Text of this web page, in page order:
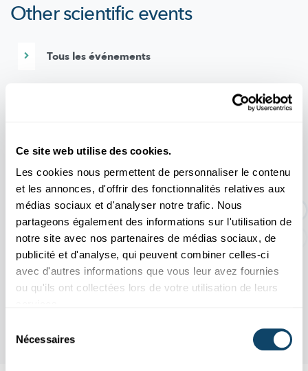
Ce site web utilise des cookies.
Les cookies nous permettent de personnaliser le contenu
et les annonces, d'offrir des fonctionnalités relatives aux
médias sociaux et d'analyser notre trafic. Nous
partageons également des informations sur l'utilisation de
notre site avec nos partenaires de médias sociaux, de
publicité et d'analyse, qui peuvent combiner celles-ci
avec d'autres informations que vous leur avez fournies
ou qu'ils ont collectées lors de votre utilisation de leurs
Nécessaires
Other scientific events
Tous les événements
EXPO TEMPORAIRE : Une histoire d'or
dur